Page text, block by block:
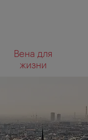
Вена для
жизни